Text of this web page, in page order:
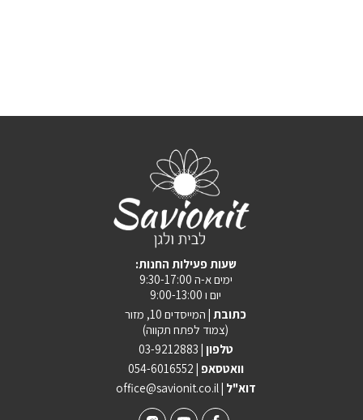
:שעות פעילות החנות
ימים א-ה 9:30-17:00
יום ו 9:00-13:00
כתובת | המייסדים 10, מזור
(צמוד לפתח תקווה)
טלפון | 03-9212883
וואטסאפ | 054-6016552
office@savionit.co.il | דוא"ל